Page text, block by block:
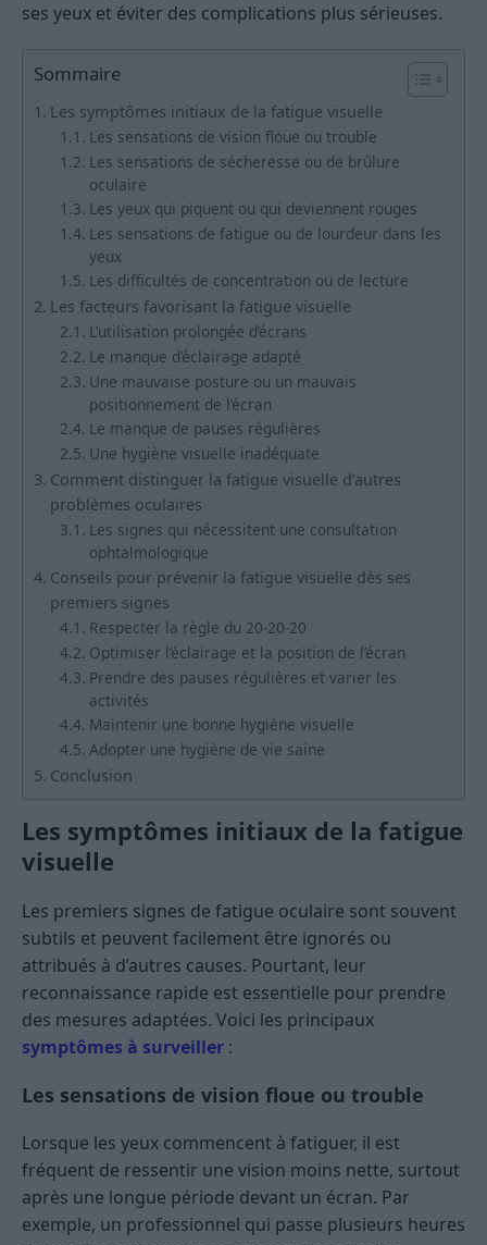
ses yeux et éviter des complications plus sérieuses.
Sommaire
Les symptômes initiaux de la fatigue visuelle
Les sensations de vision floue ou trouble
Les sensations de sécheresse ou de brûlure
oculaire
Les yeux qui piquent ou qui deviennent rouges
Les sensations de fatigue ou de lourdeur dans les
yeux
Les difficultés de concentration ou de lecture
Les facteurs favorisant la fatigue visuelle
L’utilisation prolongée d’écrans
Le manque d’éclairage adapté
Une mauvaise posture ou un mauvais
positionnement de l’écran
Le manque de pauses régulières
Une hygiène visuelle inadéquate
Comment distinguer la fatigue visuelle d’autres
problèmes oculaires
Les signes qui nécessitent une consultation
ophtalmologique
Conseils pour prévenir la fatigue visuelle dès ses
premiers signes
Respecter la règle du 20-20-20
Optimiser l’éclairage et la position de l’écran
Prendre des pauses régulières et varier les
activités
Maintenir une bonne hygiène visuelle
Adopter une hygiène de vie saine
Conclusion
Les symptômes initiaux de la fatigue
visuelle
Les premiers signes de fatigue oculaire sont souvent
subtils et peuvent facilement être ignorés ou
attribués à d’autres causes. Pourtant, leur
reconnaissance rapide est essentielle pour prendre
des mesures adaptées. Voici les principaux
symptômes à surveiller :
Les sensations de vision floue ou trouble
Lorsque les yeux commencent à fatiguer, il est
fréquent de ressentir une vision moins nette, surtout
après une longue période devant un écran. Par
exemple, un professionnel qui passe plusieurs heures